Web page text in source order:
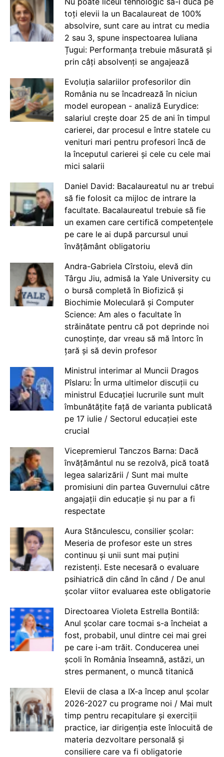
toți elevii la un Bacalaureat de 100%
absolvire, sunt care au intrat cu media
2 sau 3, spune inspectoarea Iuliana
Țugui: Performanța trebuie măsurată și
prin câți absolvenți se angajează
Evoluția salariilor profesorilor din
România nu se încadrează în niciun
model european - analiză Eurydice:
salariul crește doar 25 de ani în timpul
carierei, dar procesul e între statele cu
venituri mari pentru profesori încă de
la începutul carierei și cele cu cele mai
mici salarii
Daniel David: Bacalaureatul nu ar trebui
să fie folosit ca mijloc de intrare la
facultate. Bacalaureatul trebuie să fie
un examen care certifică competențele
pe care le ai după parcursul unui
învățământ obligatoriu
Andra-Gabriela Cîrstoiu, elevă din
Târgu Jiu, admisă la Yale University cu
o bursă completă în Biofizică și
Biochimie Moleculară și Computer
Science: Am ales o facultate în
străinătate pentru că pot deprinde noi
cunoștințe, dar vreau să mă întorc în
țară și să devin profesor
Ministrul interimar al Muncii Dragos
Pîslaru: În urma ultimelor discuții cu
ministrul Educației lucrurile sunt mult
îmbunătățite față de varianta publicată
pe 17 iulie / Sectorul educației este
crucial
Vicepremierul Tanczos Barna: Dacă
învățământul nu se rezolvă, pică toată
legea salarizării / Sunt mai multe
promisiuni din partea Guvernului către
angajații din educație și nu par a fi
respectate
Aura Stănculescu, consilier școlar:
Meseria de profesor este un stres
continuu și unii sunt mai puțini
rezistenți. Este necesară o evaluare
psihiatrică din când în când / De anul
școlar viitor evaluarea este obligatorie
Directoarea Violeta Estrella Bontilă:
Anul școlar care tocmai s-a încheiat a
fost, probabil, unul dintre cei mai grei
pe care i-am trăit. Conducerea unei
școli în România înseamnă, astăzi, un
stres permanent, o muncă titanică
Elevii de clasa a IX-a încep anul școlar
2026-2027 cu programe noi / Mai mult
timp pentru recapitulare și exerciții
practice, iar dirigenția este înlocuită de
materia dezvoltare personală și
consiliere care va fi obligatorie